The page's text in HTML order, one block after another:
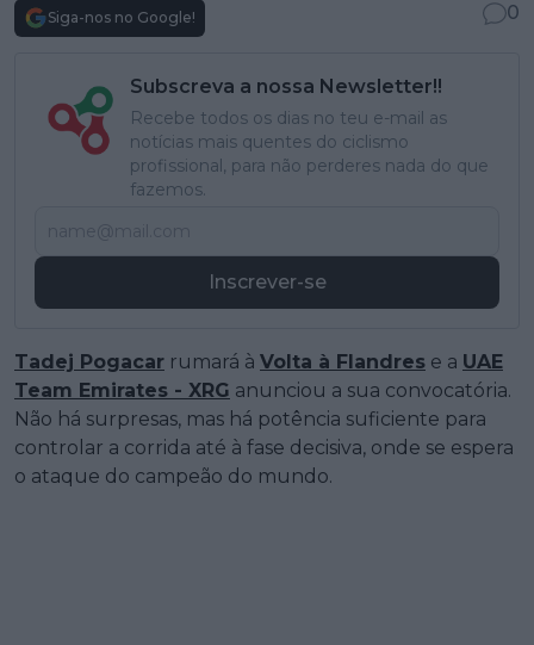
Siga-nos no Google! 0
Subscreva a nossa Newsletter!!
Recebe todos os dias no teu e-mail as
notícias mais quentes do ciclismo
profissional, para não perderes nada do que
fazemos.
Inscrever-se
Tadej Pogacar rumará à Volta à Flandres e a UAE
Team Emirates - XRG anunciou a sua convocatória.
Não há surpresas, mas há potência suficiente para
controlar a corrida até à fase decisiva, onde se espera
o ataque do campeão do mundo.